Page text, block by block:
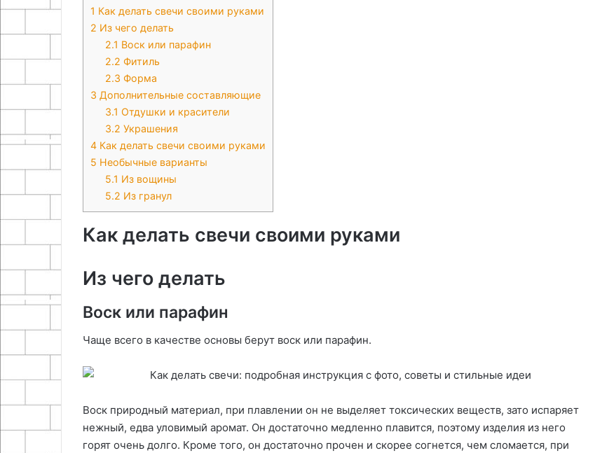
1 Как делать свечи своими руками
2 Из чего делать
2.1 Воск или парафин
2.2 Фитиль
2.3 Форма
3 Дополнительные составляющие
3.1 Отдушки и красители
3.2 Украшения
4 Как делать свечи своими руками
5 Необычные варианты
5.1 Из вощины
5.2 Из гранул
Как делать свечи своими руками
Из чего делать
Воск или парафин
Чаще всего в качестве основы берут воск или парафин.
Воск природный материал, при плавлении он не выделяет токсических веществ, зато испаряет
нежный, едва уловимый аромат. Он достаточно медленно плавится, поэтому изделия из него
горят очень долго. Кроме того, он достаточно прочен и скорее согнется, чем сломается, при